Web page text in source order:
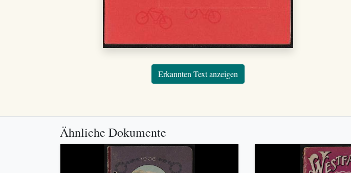
Erkannten Text anzeigen
Ähnliche Dokumente